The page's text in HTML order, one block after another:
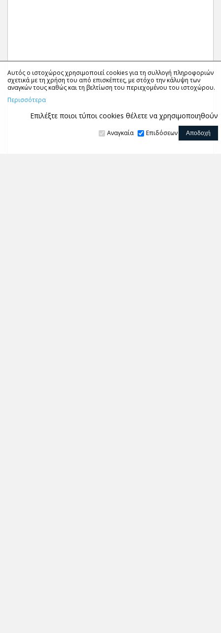
Αυτός ο ιστοχώρος χρησιμοποιεί cookies για τη συλλογή πληροφοριών
σχετικά με τη χρήση του από επισκέπτες, με στόχο την κάλυψη των
αναγκών τους καθώς και τη βελτίωση του περιεχομένου του ιστοχώρου.
Περισσότερα
Επιλέξτε ποιοι τύποι cookies θέλετε να χρησιμοποιηθούν
Αναγκαία Επιδόσεων